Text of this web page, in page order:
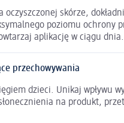
oczyszczonej skórze,
poziomu ochrony
aplikację w ciągu dnia.
przechowywania
dzieci. Unikaj wpływu
na produkt,